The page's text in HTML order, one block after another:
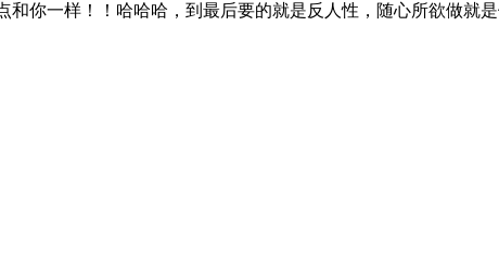
和你一样！！哈哈哈，到最后要的就是反人性，随心所欲做就